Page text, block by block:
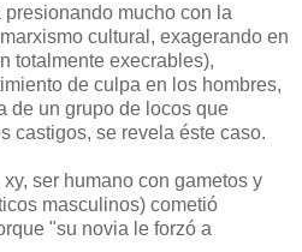
mucho con la
cultural, exagerando en
totalmente execrables),
de culpa en los hombres,
de un grupo de locos que
castigos, se revela éste caso.
ser humano con gametos y
masculinos) cometió
"su novia le forzó a